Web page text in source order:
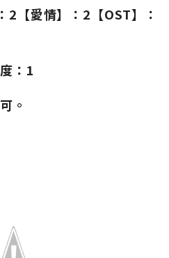
2【愛情】：2【OST】：
：1
。